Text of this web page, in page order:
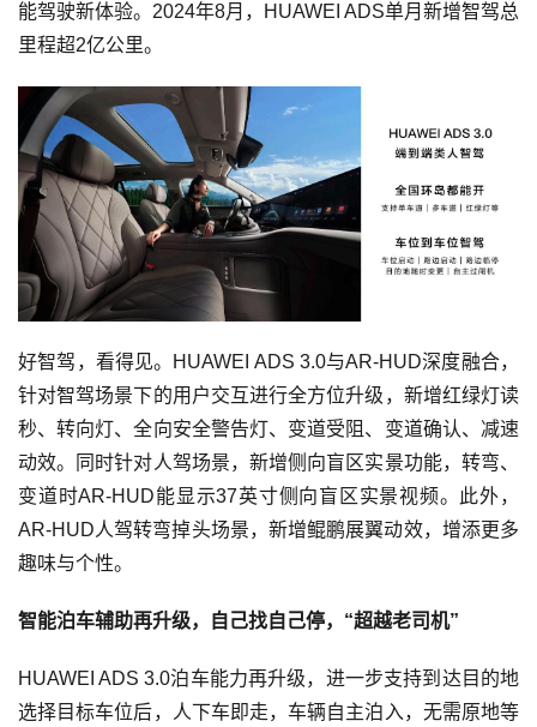
能驾驶新体验。2024年8月，HUAWEI ADS单月新增智驾总
里程超2亿公里。
好智驾，看得见。HUAWEI ADS 3.0与AR-HUD深度融合，
针对智驾场景下的用户交互进行全方位升级，新增红绿灯读
秒、转向灯、全向安全警告灯、变道受阻、变道确认、减速
动效。同时针对人驾场景，新增侧向盲区实景功能，转弯、
变道时AR-HUD能显示37英寸侧向盲区实景视频。此外，
AR-HUD人驾转弯掉头场景，新增鲲鹏展翼动效，增添更多
趣味与个性。
智能泊车辅助再升级，自己找自己停，“超越老司机”
HUAWEI ADS 3.0泊车能力再升级，进一步支持到达目的地
选择目标车位后，人下车即走，车辆自主泊入，无需原地等